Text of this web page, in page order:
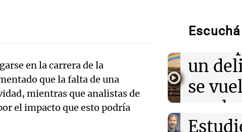
en la carrera de la
que la falta de una
mientras que analistas de
el impacto que esto podría
etapa: "Se
negocios"
22:31 Amamos
El "tarareo
delirio que se
música de las
22:26 Sociedad
Quiniela
un
se
con la
visitó el
Audio.